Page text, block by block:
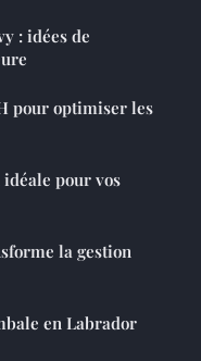
: idées de
pour optimiser les
pour vos
la gestion
en Labrador